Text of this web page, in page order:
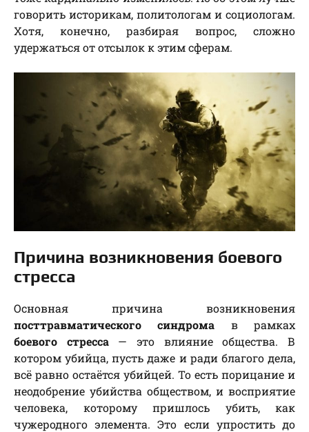
говорить историкам, политологам и социологам.
Хотя, конечно, разбирая вопрос, сложно
удержаться от отсылок к этим сферам.
Причина возникновения боевого
стресса
Основная причина возникновения
посттравматического синдрома в рамках
боевого стресса— это влияние общества. В
котором убийца, пусть даже и ради благого дела,
всё равно остаётся убийцей. То есть порицание и
неодобрение убийства обществом, и восприятие
человека, которому пришлось убить, как
чужеродного элемента. Это если упростить до